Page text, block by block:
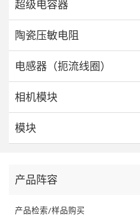
超级电容器
陶瓷压敏电阻
电感器（扼流线圈）
相机模块
模块
产品阵容
产品检索/样品购买